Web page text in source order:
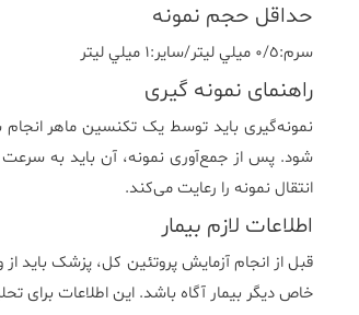
حداقل حجم نمونه
سرم:٠/٥ ميلي ليتر/ساير:١ ميلي ليتر
راهنمای نمونه گیری
نمونه‌گیری باید توسط یک تکنسین ماهر
شود. پس از جمع‌آوری نمونه، آن باید به سرعت
انتقال نمونه را رعایت می‌کند.
اطلاعات لازم بیمار
قبل از انجام آزمایش پروتئین کل، پزشک باید
خاص دیگر بیمار آگاه باشد. این اطلاعات برای